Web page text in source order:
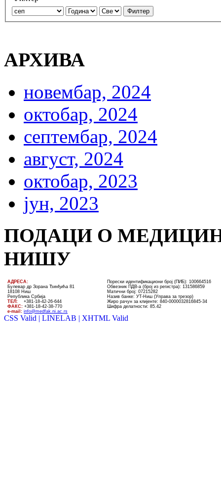
Филтер
АРХИВА
новембар, 2024
октобар, 2024
септембар, 2024
август, 2024
октобар, 2023
јун, 2023
ПОДАЦИ О
НИШУ
AДРЕСА:
Булевар др Зорана Ђинђића 81
18108 Ниш
Република Србија
ТЕЛ: +381-18-42-26-644
ФАКС: +381-18-42-38-770
e-mail: info@medfak.ni.ac.rs
Порески идентификациони број (ПИБ): 100664516
Обвезник ПДВ-а (број из регистра): 131586859
Матични број: 07215282
Назив банке: УT-Ниш (Управа за трезор)
Жиро рачун за клијенте:840-0000032816845-34
Шифра делатности: 85.42
CSS Valid | LINELAB | XHTML Valid